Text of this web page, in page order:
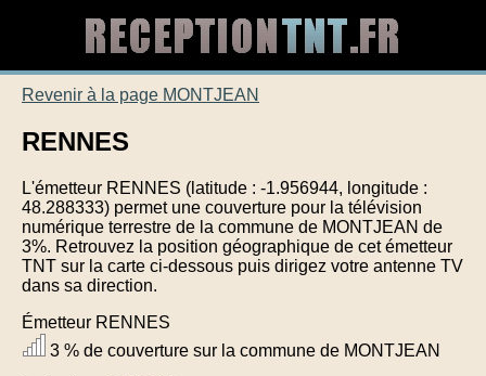
Revenir à la page MONTJEAN
RENNES
L'émetteur RENNES (latitude : -1.956944, longitude :
48.288333) permet une couverture pour la télévision
numérique terrestre de la commune de MONTJEAN de
3%. Retrouvez la position géographique de cet émetteur
TNT sur la carte ci-dessous puis dirigez votre antenne TV
dans sa direction.
Émetteur RENNES
3 % de couverture sur la commune de MONTJEAN